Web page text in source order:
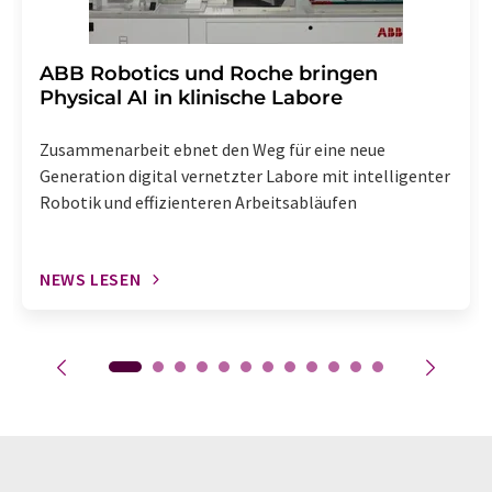
​​​​​​​ABB Robotics und Roche bringen
Physical AI in klinische Labore
Zusammenarbeit ebnet den Weg für eine neue
Generation digital vernetzter Labore mit intelligenter
Robotik und effizienteren Arbeitsabläufen
NEWS LESEN